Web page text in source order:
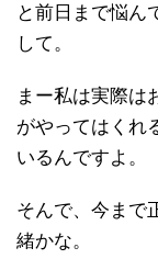
と前日まで悩ん
して。
まー私は実際は
がやってはくれ
いるんですよ。
そんで、今まで
緒かな。